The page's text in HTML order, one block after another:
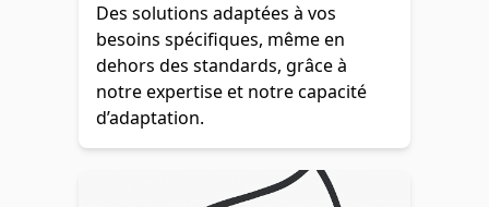
Des solutions adaptées à vos
besoins spécifiques, même en
dehors des standards, grâce à
notre expertise et notre capacité
d’adaptation.